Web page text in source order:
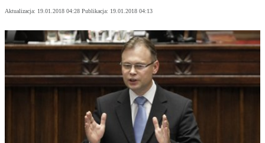
Aktualizacja: 19.01.2018 04:28 Publikacja: 19.01.2018 04:13